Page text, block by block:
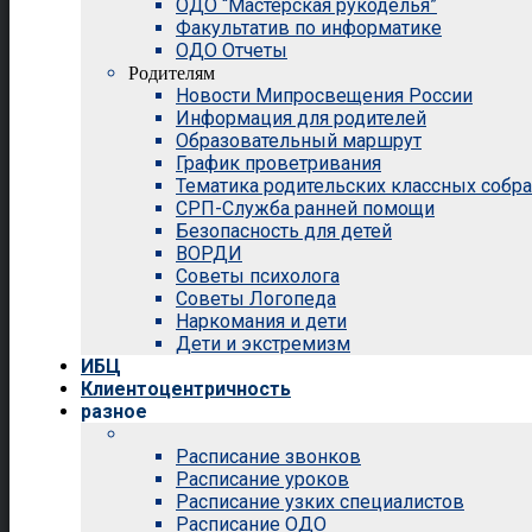
ОДО “Мастерская рукоделья”
Факультатив по информатике
ОДО Отчеты
Родителям
Новости Мипросвещения России
Информация для родителей
Образовательный маршрут
График проветривания
Тематика родительских классных
СРП-Служба ранней помощи
Безопасность для детей
ВОРДИ
Советы психолога
Советы Логопеда
Наркомания и дети
Дети и экстремизм
ИБЦ
Клиентоцентричность
разное
Расписание звонков
Расписание уроков
Расписание узких специалистов
Расписание ОДО